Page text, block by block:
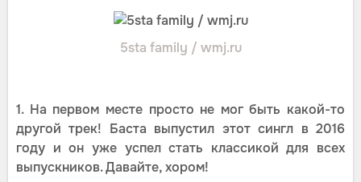
5sta family / wmj.ru
1. На первом месте просто не мог быть какой-то
другой трек! Баста выпустил этот сингл в 2016
году и он уже успел стать классикой для всех
выпускников. Давайте, хором!